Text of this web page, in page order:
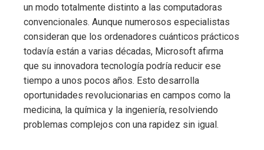
un modo totalmente distinto a las computadoras
convencionales. Aunque numerosos especialistas
consideran que los ordenadores cuánticos prácticos
todavía están a varias décadas, Microsoft afirma
que su innovadora tecnología podría reducir ese
tiempo a unos pocos años. Esto desarrolla
oportunidades revolucionarias en campos como la
medicina, la química y la ingeniería, resolviendo
problemas complejos con una rapidez sin igual.